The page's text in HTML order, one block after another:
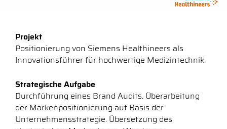
Projekt
Positionierung von Siemens Healthineers als
Innovationsführer für hochwertige Medizintechnik.
Strategische Aufgabe
Durchführung eines Brand Audits. Überarbeitung
der Markenpositionierung auf Basis der
Unternehmensstrategie. Übersetzung des